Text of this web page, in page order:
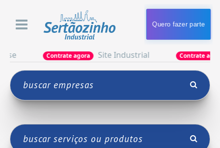
Quero fazer parte
Contrate agora Site Industrial Contrate agora